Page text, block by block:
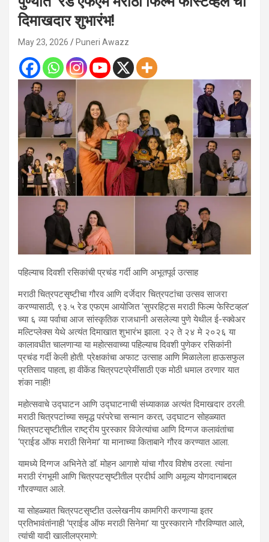
दिमाखदार शुभारंभ!
May 23, 2026 Puneri Awazz
पहिल्याच दिवशी रसिकांची प्रचंड गर्दी आणि अभूतपूर्व उत्साह
मराठी चित्रपटसृष्टीचा गौरव आणि दर्जेदार चित्रपटांचा उत्सव साजरा
करण्यासाठी, ९३.५ रेड एफएम आयोजित ‘सुपरहिट्स मराठी फिल्म फेस्टिव्हल’
च्या ६ व्या पर्वाचा आज सांस्कृतिक राजधानी असलेल्या पुणे येथील ई-स्क्वेअर
मल्टिप्लेक्स येथे अत्यंत दिमाखात शुभारंभ झाला. २२ ते २४ मे २०२६ या
कालावधीत चालणाऱ्या या महोत्सवाच्या पहिल्याच दिवशी पुणेकर रसिकांनी
प्रचंड गर्दी केली होती. प्रेक्षकांचा अफाट उत्साह आणि मिळालेला हाऊसफुल
प्रतिसाद पाहता, हा वीकेंड चित्रपटप्रेमींसाठी एक मोठी धमाल ठरणार यात
शंका नाही!
महोत्सवाचे उद्घाटन आणि उद्घाटनाची संध्याकाळ अत्यंत दिमाखदार ठरली.
मराठी चित्रपटांच्या समृद्ध परंपरेचा सन्मान करत, उद्घाटन सोहळ्यात
चित्रपटसृष्टीतील राष्ट्रीय पुरस्कार विजेत्यांचा आणि दिग्गज कलावंतांचा
‘प्राईड ऑफ मराठी सिनेमा’ या मानाच्या किताबाने गौरव करण्यात आला.
यामध्ये दिग्गज अभिनेते डॉ. मोहन आगाशे यांचा गौरव विशेष ठरला. त्यांना
मराठी रंगभूमी आणि चित्रपटसृष्टीतील प्रदीर्घ आणि अमूल्य योगदानाबद्दल
गौरवण्यात आले.
या सोहळ्यात चित्रपटसृष्टीत उल्लेखनीय कामगिरी करणाऱ्या इतर
प्रतिभावंतांनाही ‘प्राईड ऑफ मराठी सिनेमा’ या पुरस्काराने गौरविण्यात आले,
त्यांची यादी खालीलप्रमाणे: